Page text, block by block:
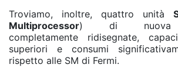
Troviamo, inoltre, quattro unità
Multiprocessor) di nuova
completamente ridisegnate,
superiori e consumi
rispetto alle SM di Fermi.